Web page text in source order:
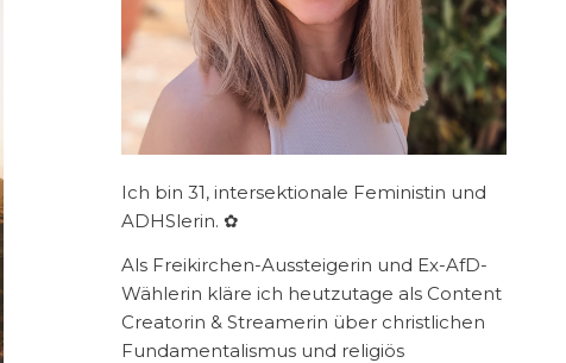
Ich bin 31, intersektionale Feministin und
ADHSlerin. ✿
Als Freikirchen-Aussteigerin und Ex-AfD-
Wählerin kläre ich heutzutage als Content
Creatorin & Streamerin über christlichen
Fundamentalismus und religiös